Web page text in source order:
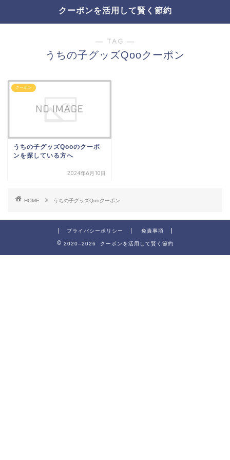
クーポンを活用して賢く節約
― TAG ―
うちの子グッズQooクーポン
クーポン
うちの子グッズQooのクーポ
ンを探している方へ
2024年6月10日
HOME うちの子グッズQooクーポン
プライバシーポリシー 免責事項
2020–2026 クーポンを活用して賢く節約